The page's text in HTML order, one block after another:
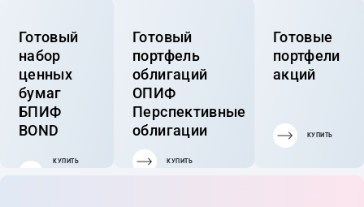
Готовый
набор
ценных
бумаг
БПИФ
BOND
КУПИТЬ
Готовый
портфель
облигаций
ОПИФ
Перспективные
облигации
КУПИТЬ
Готовые
портфели
акций
КУПИТЬ